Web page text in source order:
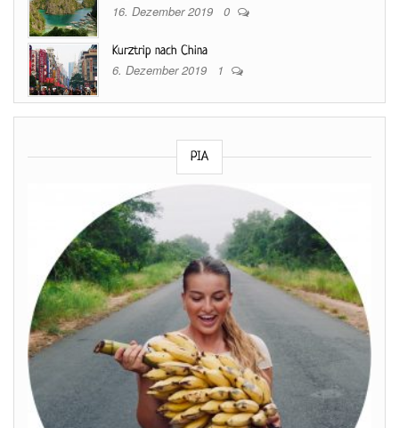
16. Dezember 2019 0
Kurztrip nach China
6. Dezember 2019 1
PIA